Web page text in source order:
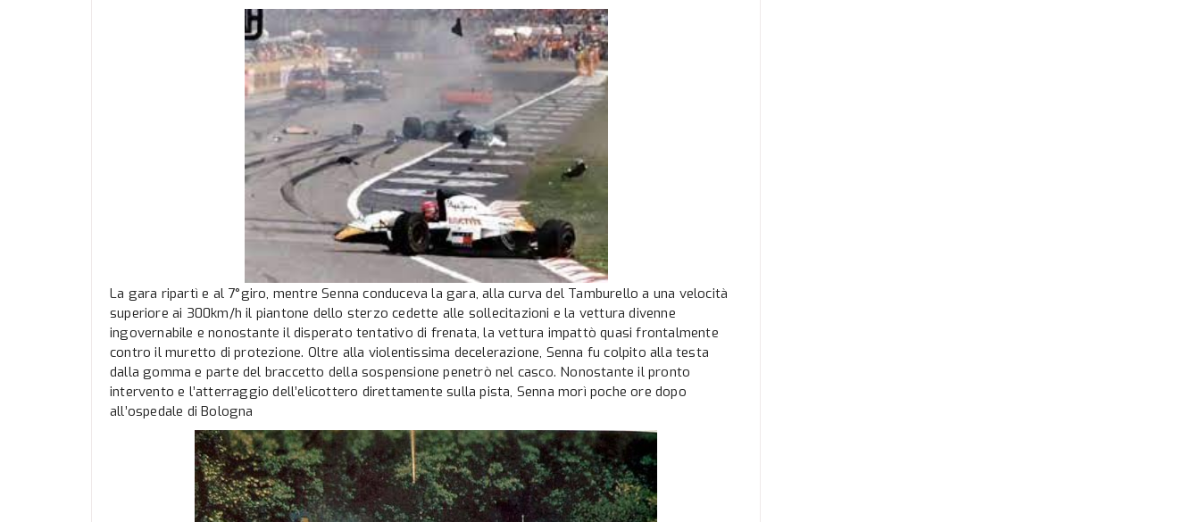
La gara ripartì e al 7°giro, mentre Senna conduceva la gara, alla curva del Tamburello a una velocità
superiore ai 300km/h il piantone dello sterzo cedette alle sollecitazioni e la vettura divenne
ingovernabile e nonostante il disperato tentativo di frenata, la vettura impattò quasi frontalmente
contro il muretto di protezione. Oltre alla violentissima decelerazione, Senna fu colpito alla testa
dalla gomma e parte del braccetto della sospensione penetrò nel casco. Nonostante il pronto
intervento e l’atterraggio dell’elicottero direttamente sulla pista, Senna morì poche ore dopo
all’ospedale di Bologna